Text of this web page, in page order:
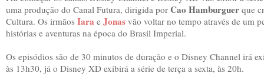
uma produção do Canal Futura, dirigida por Cao Hamburguer que
Cultura. Os irmãos Iara e Jonas vão voltar no tempo através de um
histórias e aventuras na época do Brasil Imperial.
Os episódios são de 30 minutos de duração e o Disney Channel irá
às 13h30, já o Disney XD exibirá a série de terça a sexta, às 20h.